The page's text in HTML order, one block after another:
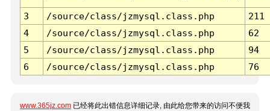
3 /source/class/jzmysql.class.php
211
4
/source/class/jzmysql.class.php
62
5
/source/class/jzmysql.class.php
94
6
/source/class/jzmysql.class.php 76
www.365jz.com 已经将此出错信息详细记录, 由此给您带来的访问不便我